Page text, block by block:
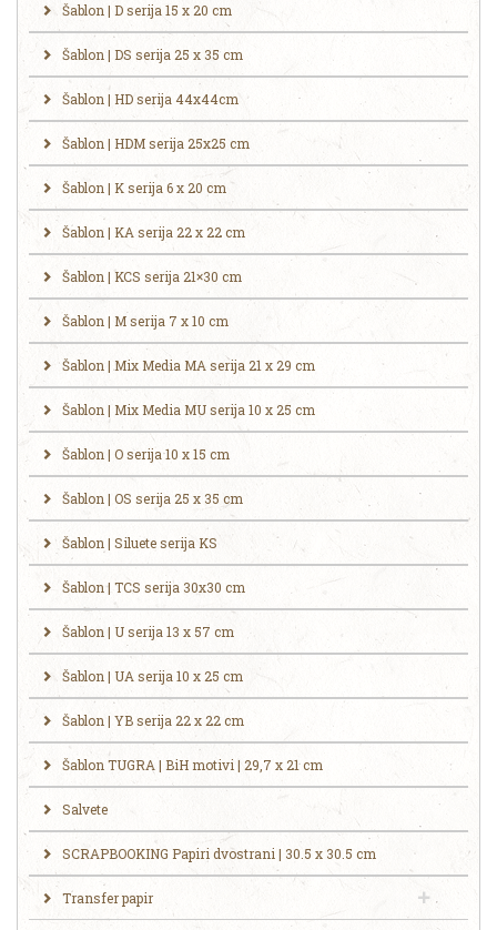
Šablon | D serija 15 x 20 cm
Šablon | DS serija 25 x 35 cm
Šablon | HD serija 44x44cm
Šablon | HDM serija 25x25 cm
Šablon | K serija 6 x 20 cm
Šablon | KA serija 22 x 22 cm
Šablon | KCS serija 21×30 cm
Šablon | M serija 7 x 10 cm
Šablon | Mix Media MA serija 21 x 29 cm
Šablon | Mix Media MU serija 10 x 25 cm
Šablon | O serija 10 x 15 cm
Šablon | OS serija 25 x 35 cm
Šablon | Siluete serija KS
Šablon | TCS serija 30x30 cm
Šablon | U serija 13 x 57 cm
Šablon | UA serija 10 x 25 cm
Šablon | YB serija 22 x 22 cm
Šablon TUGRA | BiH motivi | 29,7 x 21 cm
Salvete
SCRAPBOOKING Papiri dvostrani | 30.5 x 30.5 cm
Transfer papir